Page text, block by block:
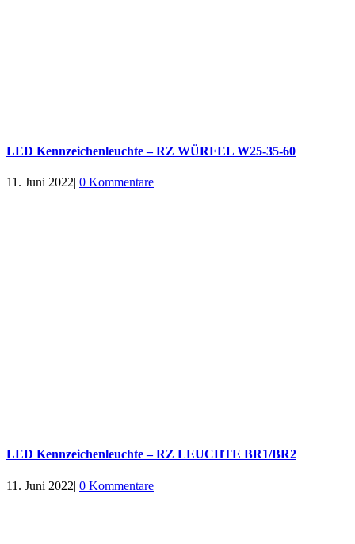
LED Kennzeichenleuchte – RZ WÜRFEL W25-35-60
11. Juni 2022| 0 Kommentare
LED Kennzeichenleuchte – RZ LEUCHTE BR1/BR2
11. Juni 2022| 0 Kommentare